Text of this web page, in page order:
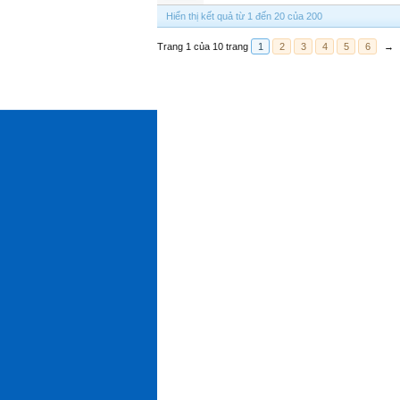
Hiển thị kết quả từ 1 đến 20 của 200
Trang 1 của 10 trang 1 2 3 4 5 6 →